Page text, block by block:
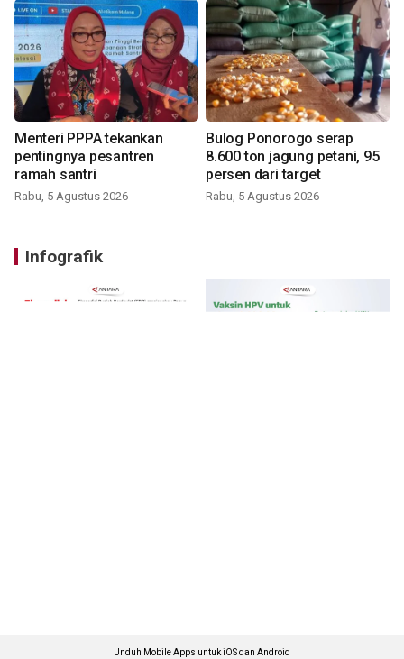
Menteri PPPA tekankan
pentingnya pesantren
ramah santri
Rabu, 5 Agustus 2026
Bulog Ponorogo serap
8.600 ton jagung petani, 95
persen dari target
Rabu, 5 Agustus 2026
Infografik
Unduh Mobile Apps untuk iOS dan Android